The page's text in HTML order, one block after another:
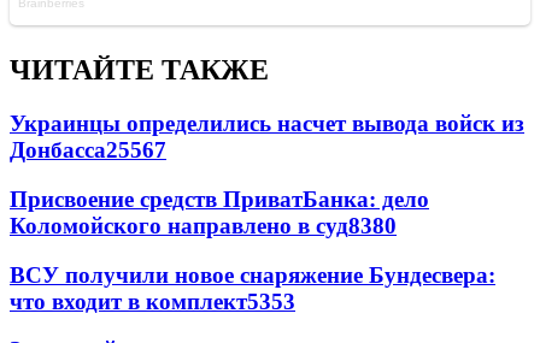
ЧИТАЙТЕ ТАКЖЕ
Украинцы определились насчет вывода войск из
Донбасса25567
Присвоение средств ПриватБанка: дело
Коломойского направлено в суд8380
ВСУ получили новое снаряжение Бундесвера:
что входит в комплект5353